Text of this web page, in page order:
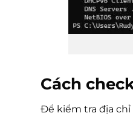
Cách
Để kiểm tra địa